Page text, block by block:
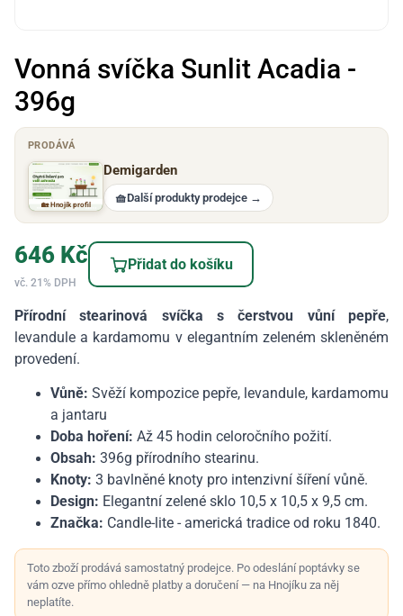
Vonná svíčka Sunlit Acadia -
396g
PRODÁVÁ
🏡 Hnojík profil
Demigarden
🧺Další produkty prodejce →
646 Kč
vč. 21% DPH
Přidat do košíku
Přírodní stearinová svíčka s čerstvou vůní pepře,
levandule a kardamomu v elegantním zeleném skleněném
provedení.
Vůně: Svěží kompozice pepře, levandule, kardamomu
a jantaru
Doba hoření: Až 45 hodin celoročního požití.
Obsah: 396g přírodního stearinu.
Knoty: 3 bavlněné knoty pro intenzivní šíření vůně.
Design: Elegantní zelené sklo 10,5 x 10,5 x 9,5 cm.
Značka: Candle-lite - americká tradice od roku 1840.
Toto zboží prodává samostatný prodejce. Po odeslání poptávky se
vám ozve přímo ohledně platby a doručení — na Hnojíku za něj
neplatíte.